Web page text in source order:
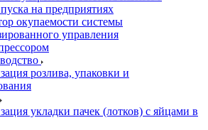
на предприятиях
окупаемости системы
управления
розлива, упаковки и
укладки пачек (лотков) с яйцами в